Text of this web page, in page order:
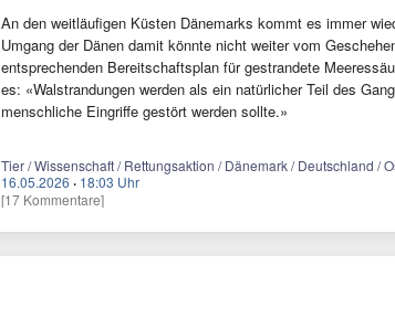
An den weitläufigen Küsten Dänemarks kommt es immer
Umgang der Dänen damit könnte nicht weiter vom
entsprechenden Bereitschaftsplan für gestrandete
es: «Walstrandungen werden als ein natürlicher Teil des
menschliche Eingriffe gestört werden sollte.»
Tier / Wissenschaft / Rettungsaktion / Dänemark / Deutschland /
16.05.2026 · 18:03 Uhr
[17 Kommentare]